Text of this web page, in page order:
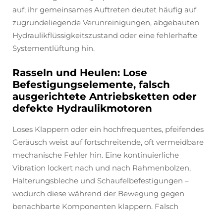
auf; ihr gemeinsames Auftreten deutet häufig auf
zugrundeliegende Verunreinigungen, abgebauten
Hydraulikflüssigkeitszustand oder eine fehlerhafte
Systementlüftung hin.
Rasseln und Heulen: Lose
Befestigungselemente, falsch
ausgerichtete Antriebsketten oder
defekte Hydraulikmotoren
Loses Klappern oder ein hochfrequentes, pfeifendes
Geräusch weist auf fortschreitende, oft vermeidbare
mechanische Fehler hin. Eine kontinuierliche
Vibration lockert nach und nach Rahmenbolzen,
Halterungsbleche und Schaufelbefestigungen –
wodurch diese während der Bewegung gegen
benachbarte Komponenten klappern. Falsch